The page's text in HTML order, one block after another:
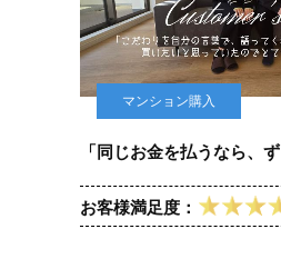
マンション購入
「同じお金を払うなら、
お客様満足度：